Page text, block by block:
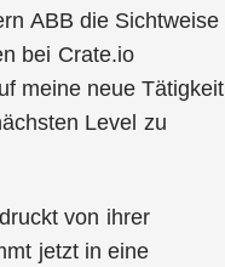
ABB die Sichtweise
bei Crate.io
meine neue Tätigkeit
Level zu
von ihrer
jetzt in eine